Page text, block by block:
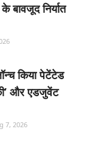
बावजूद निर्यात
किया पेटेंटेड
और एडजुवेंट
7, 2026